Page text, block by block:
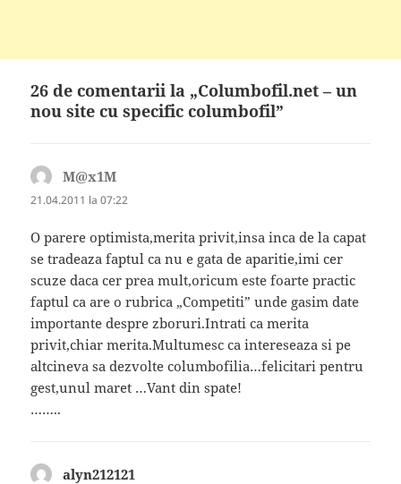
26 de comentarii la „Columbofil.net – un
nou site cu specific columbofil”
M@x1M
21.04.2011 la 07:22
O parere optimista,merita privit,insa inca de la capat
se tradeaza faptul ca nu e gata de aparitie,imi cer
scuze daca cer prea mult,oricum este foarte practic
faptul ca are o rubrica „Competiti” unde gasim date
importante despre zboruri.Intrati ca merita
privit,chiar merita.Multumesc ca intereseaza si pe
altcineva sa dezvolte columbofilia…felicitari pentru
gest,unul maret …Vant din spate!
……..
alyn212121